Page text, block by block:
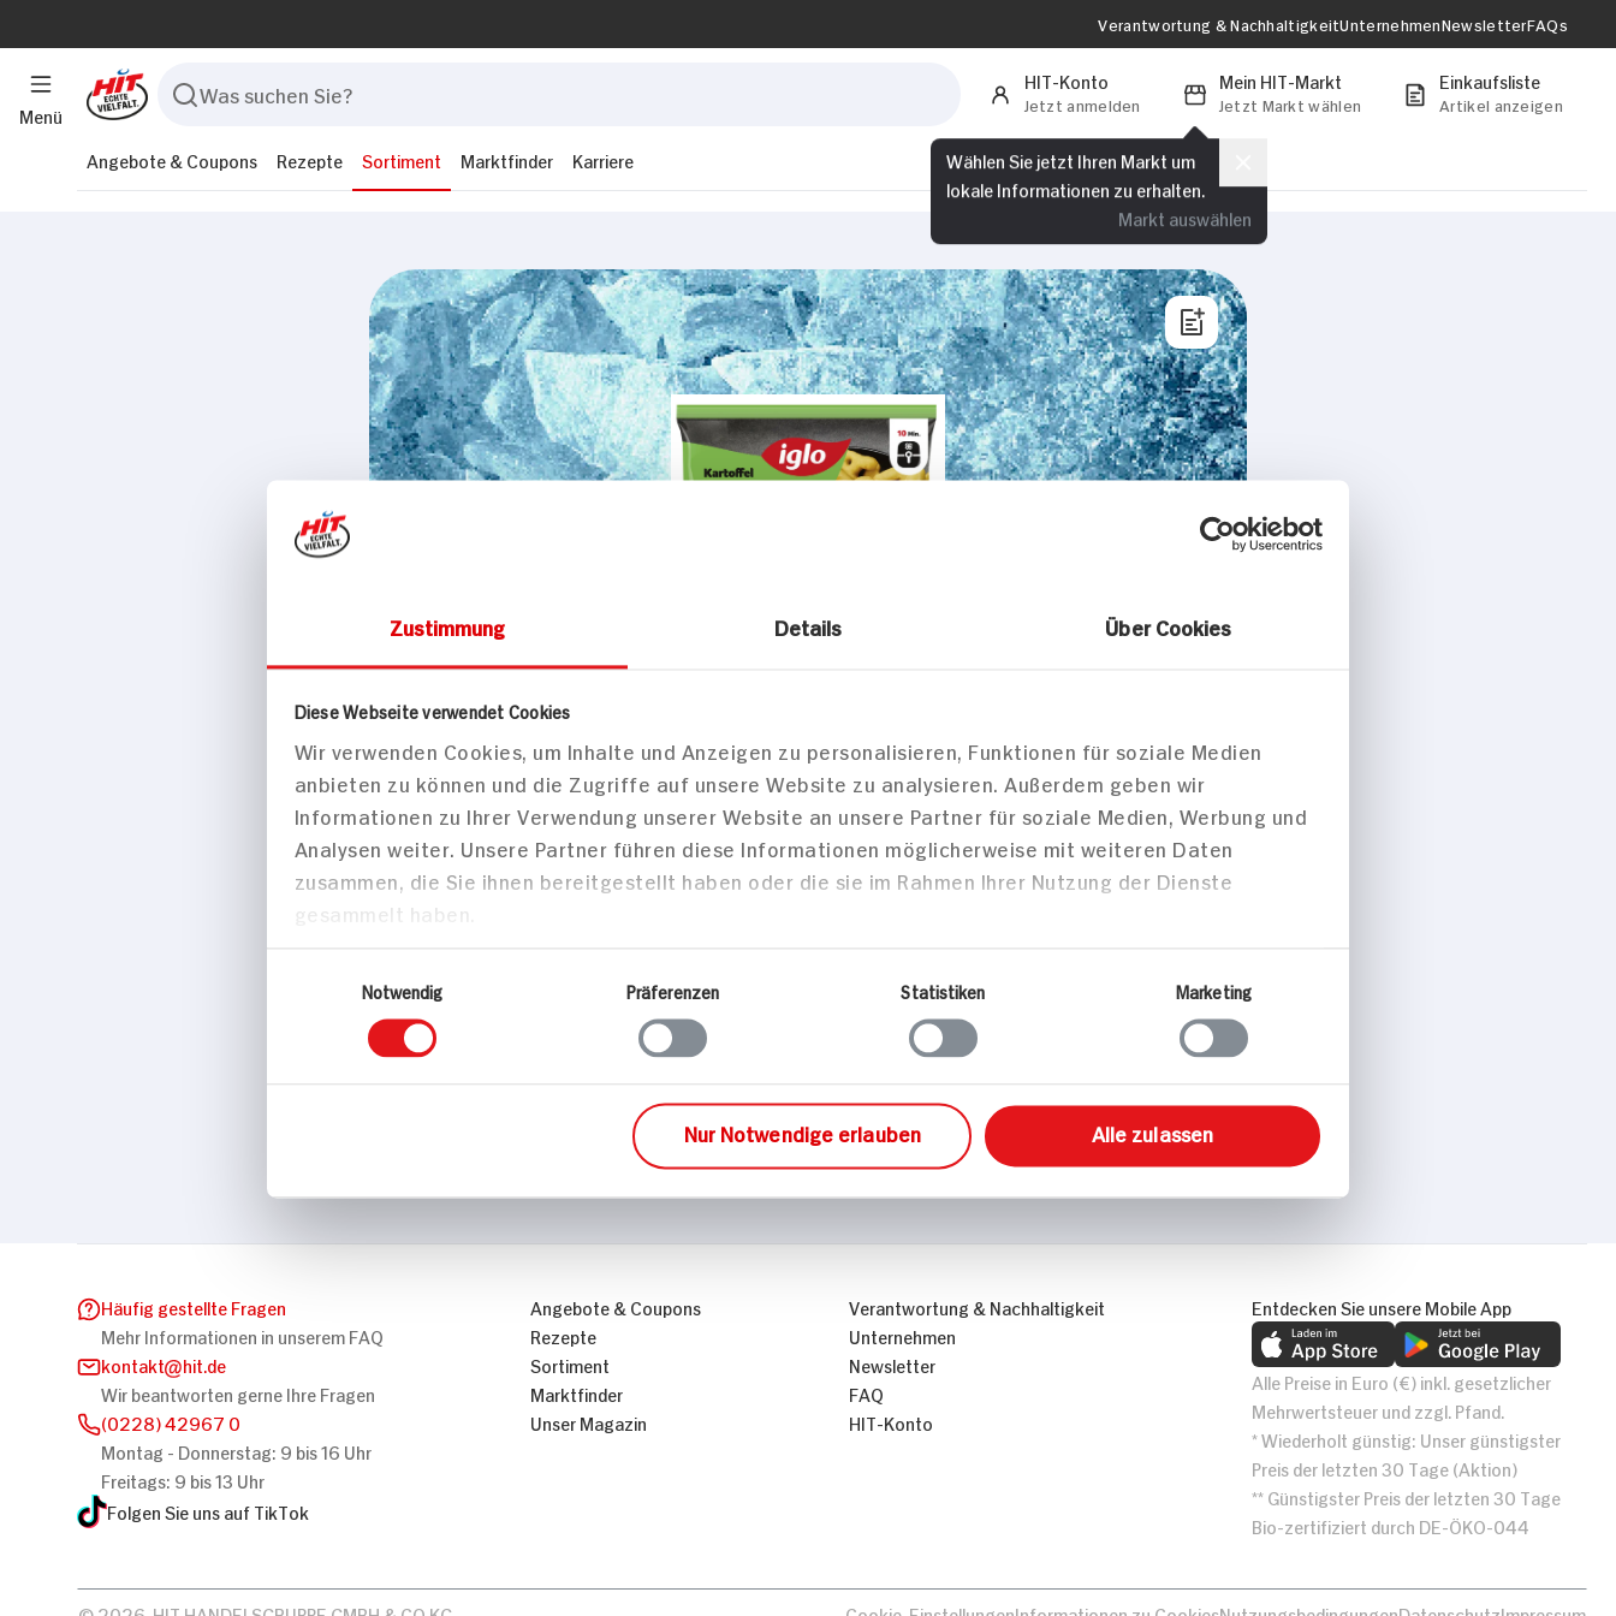
Zustimmung Details Über Cookies
Diese Webseite verwendet Cookies
Wir verwenden Cookies, um Inhalte und Anzeigen zu personalisieren, Funktionen für soziale Medien
anbieten zu können und die Zugriffe auf unsere Website zu analysieren. Außerdem geben wir
Informationen zu Ihrer Verwendung unserer Website an unsere Partner für soziale Medien, Werbung und
Analysen weiter. Unsere Partner führen diese Informationen möglicherweise mit weiteren Daten
zusammen, die Sie ihnen bereitgestellt haben oder die sie im Rahmen Ihrer Nutzung der Dienste
gesammelt haben.
Notwendig
Präferenzen Statistiken Marketing
Nur Notwendige erlauben Alle zulassen
Menü
Verantwortung & NachhaltigkeitUnternehmenNewsletterFAQs
HIT-Konto
Jetzt anmelden
Mein HIT-Markt
Jetzt Markt wählen
Wählen Sie jetzt Ihren Markt um
lokale Informationen zu erhalten.
Markt auswählen
Einkaufsliste
Artikel anzeigen
Angebote & Coupons Rezepte Sortiment Marktfinder Karriere
Tiefkühl Tiefkühl Kartoffelprodukte
Iglo Kartoffel ABC Buchstaben Mix
456g Beutel
Zum Marktfinder
Häufig gestellte Fragen
Mehr Informationen in unserem FAQ
kontakt
hit.de
Wir beantworten gerne Ihre Fragen
(0228) 42967 0
Montag - Donnerstag: 9 bis 16 Uhr
Freitags: 9 bis 13 Uhr
Folgen Sie uns auf TikTok
Angebote & Coupons
Rezepte
Sortiment
Marktfinder
Unser Magazin
Verantwortung & Nachhaltigkeit
Unternehmen
Newsletter
FAQ
HIT-Konto
Entdecken Sie unsere Mobile App
Alle Preise in Euro (€) inkl. gesetzlicher
Mehrwertsteuer und zzgl. Pfand.
* Wiederholt günstig: Unser günstigster
Preis der letzten 30 Tage (Aktion)
** Günstigster Preis der letzten 30 Tage
Bio-zertifiziert durch DE-ÖKO-044